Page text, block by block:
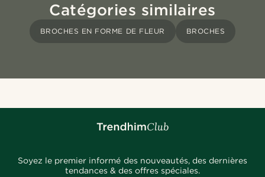
Catégories similaires
BROCHES EN FORME DE FLEUR BROCHES
Soyez le premier informé des nouveautés, des dernières
tendances & des offres spéciales.